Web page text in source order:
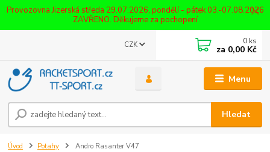
Provozovna Jizerská středa 29.07.2026, pondělí - pátek 03.-07.08.2026
ZAVŘENO. Děkujeme za pochopení
Menu
CZK
Hledat
0 ks
za 0,00 Kč
Úvod Potahy Andro Rasanter V47